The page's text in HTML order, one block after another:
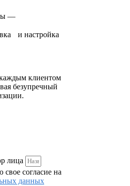
—
и настройка
клиентом
безупречный
лица
согласие на
данных